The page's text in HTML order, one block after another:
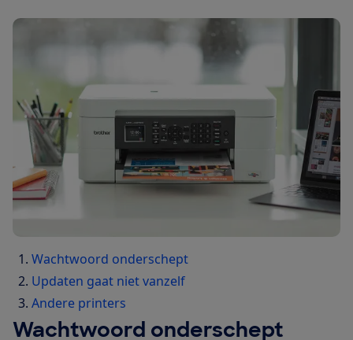
Wachtwoord onderschept
Updaten gaat niet vanzelf
Andere printers
Wachtwoord onderschept